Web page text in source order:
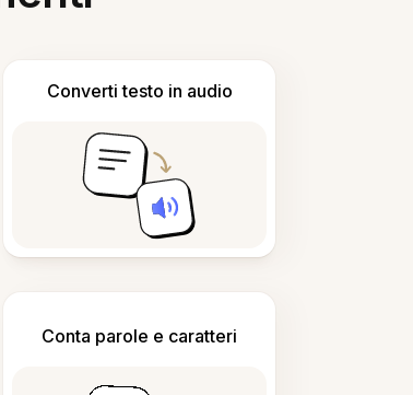
Converti testo in audio
Conta parole e caratteri